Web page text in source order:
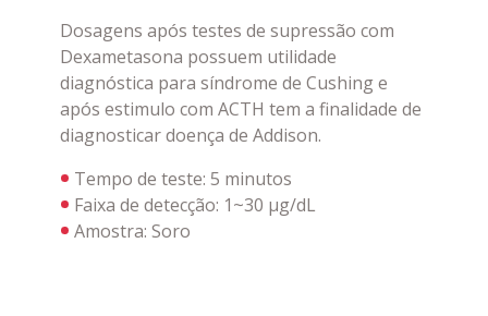
Dosagens após testes de supressão com
Dexametasona possuem utilidade
diagnóstica para síndrome de Cushing e
após estimulo com ACTH tem a finalidade de
diagnosticar doença de Addison.
Tempo de teste: 5 minutos
Faixa de detecção: 1~30 µg/dL
Amostra: Soro